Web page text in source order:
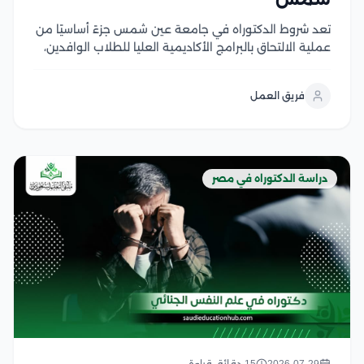
تعد شروط الدكتوراه في جامعة عين شمس جزءً أساسيًا من
عملية الالتحاق بالبرامج الأكاديمية العليا للطلاب الوافدين،
تعليمية وبحثية متكاملة للطلاب الذين يسعون لتطوير...
فريق العمل
دراسة الدكتوراه في مصر